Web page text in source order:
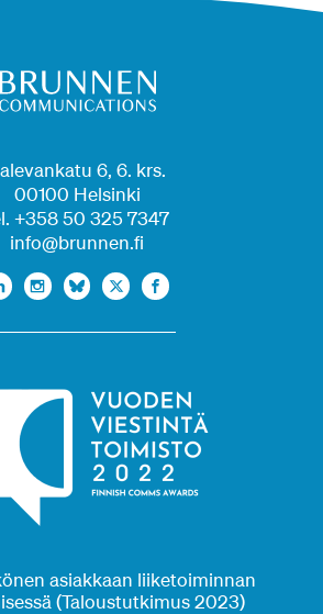
6, 6. krs.
00100 Helsinki
+358 50 325 7347
info@brunnen.fi
asiakkaan liiketoiminnan
(Taloustutkimus 2023)